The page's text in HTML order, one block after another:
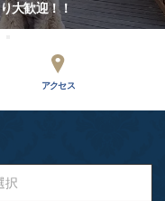
大歓迎！！
アクセス
択